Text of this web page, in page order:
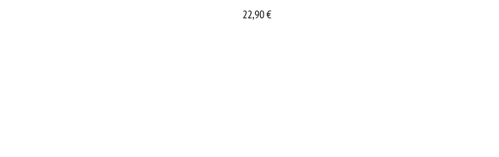
22,90€